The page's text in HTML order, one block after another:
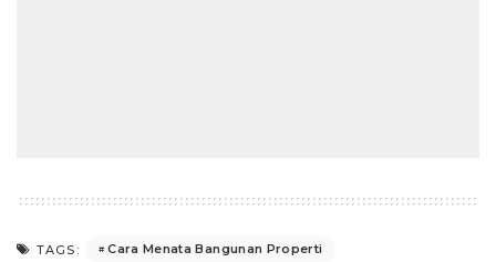
TAGS:
Cara Menata Bangunan Properti